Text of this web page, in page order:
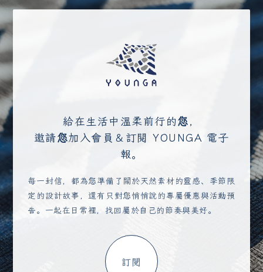
給在生活中溫柔前行的您，
邀請您加入會員＆訂閱 YOUNGA 電子
報。
每一封信，都為您準備了關於天然素材的靈感、季節限
定的設計故事，還有只對您悄悄說的專屬優惠與活動預
告。一起在日常裡，找回屬於自己的節奏與美好。
訂閱